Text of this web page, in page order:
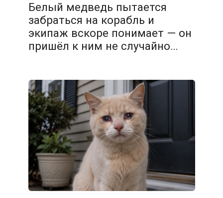
Белый медведь пытается
забраться на корабль и
экипаж вскоре понимает — он
пришёл к ним не случайно…